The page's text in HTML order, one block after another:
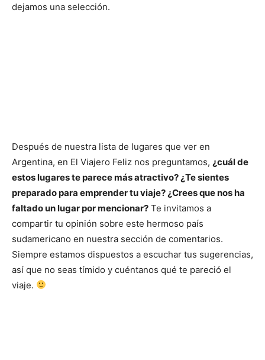
dejamos una selección.
Después de nuestra lista de lugares que ver en
Argentina, en El Viajero Feliz nos preguntamos, ¿cuál de
estos lugares te parece más atractivo? ¿Te sientes
preparado para emprender tu viaje? ¿Crees que nos ha
faltado un lugar por mencionar? Te invitamos a
compartir tu opinión sobre este hermoso país
sudamericano en nuestra sección de comentarios.
Siempre estamos dispuestos a escuchar tus sugerencias,
así que no seas tímido y cuéntanos qué te pareció el
viaje.